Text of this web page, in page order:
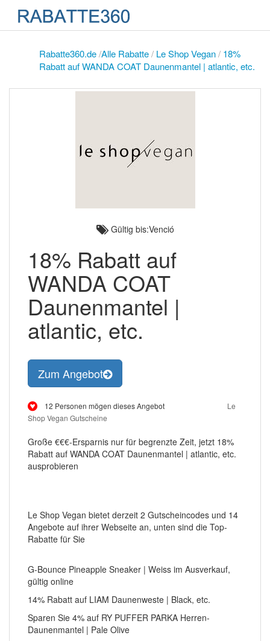
Rabatte360.de/Alle Rabatte/ Le Shop Vegan/ 18%
Rabatt auf WANDA COAT Daunenmantel | atlantic, etc.
Gültig bis:Venció
18% Rabatt auf
WANDA COAT
Daunenmantel |
atlantic, etc.
Zum Angebot
12 Personen mögen dieses Angebot
Le
Shop Vegan Gutscheine
Große €€€-Ersparnis nur für begrenzte Zeit, jetzt 18%
Rabatt auf WANDA COAT Daunenmantel | atlantic, etc.
ausprobieren
Le Shop Vegan bietet derzeit 2 Gutscheincodes und 14
Angebote auf ihrer Webseite an, unten sind die Top-
Rabatte für Sie
G-Bounce Pineapple Sneaker | Weiss im Ausverkauf,
gültig online
14% Rabatt auf LIAM Daunenweste | Black, etc.
Sparen Sie 4% auf RY PUFFER PARKA Herren-
Daunenmantel | Pale Olive